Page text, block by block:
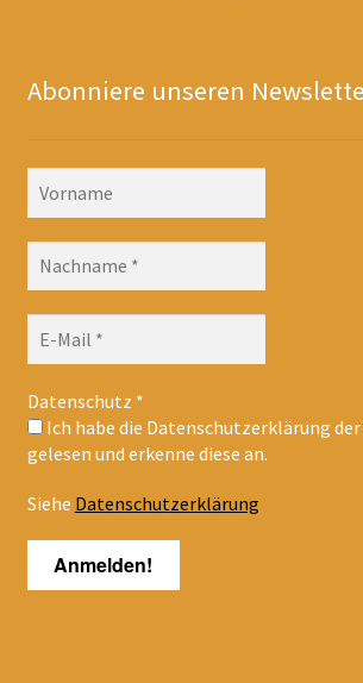
Abonniere unseren
Datenschutz *
Ich habe die Datenschutzerklärung der
gelesen und erkenne diese an.
Siehe Datenschutzerklärung